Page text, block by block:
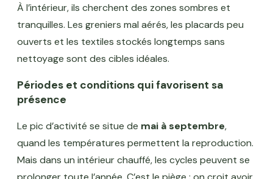
À l’intérieur, ils cherchent des zones sombres et
tranquilles. Les greniers mal aérés, les placards peu
ouverts et les textiles stockés longtemps sans
nettoyage sont des cibles idéales.
Périodes et conditions qui favorisent sa
présence
Le pic d’activité se situe de mai à septembre,
quand les températures permettent la reproduction.
Mais dans un intérieur chauffé, les cycles peuvent se